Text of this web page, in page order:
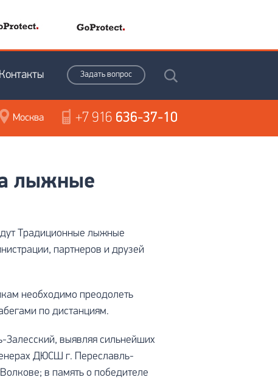
Задать вопрос
Контакты
+7 916 636-37-10
Москва
лыжные
Традиционные лыжные
партнеров и друзей
необходимо преодолеть
по дистанциям.
выявляя сильнейших
ДЮСШ г. Переславль-
в память о победителе